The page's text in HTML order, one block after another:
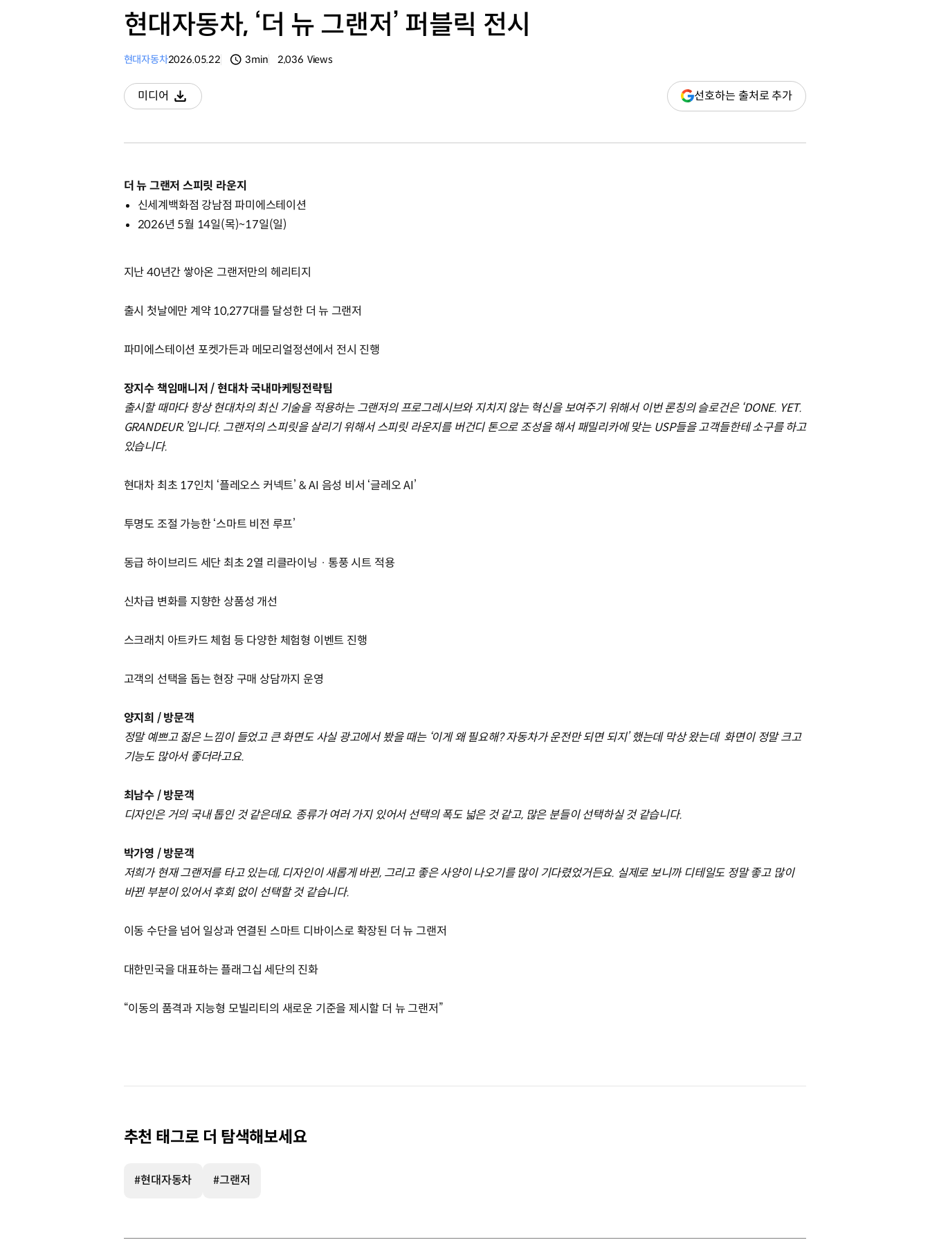
현대자동차, ‘더 뉴 그랜저’ 퍼블릭 전시
현대자동차2026.05.22 3min 2,036 Views
미디어
다운로드
선호하는 출처로 추가(새
창
더 뉴 그랜저 스피릿 라운지
신세계백화점 강남점 파미에스테이션
2026년 5월 14일(목)~17일(일)
지난 40년간 쌓아온 그랜저만의 헤리티지
출시 첫날에만 계약 10,277대를 달성한 더 뉴 그랜저
파미에스테이션 포켓가든과 메모리얼정션에서 전시 진행
장지수 책임매니저 / 현대차 국내마케팅전략팀
출시할 때마다 항상 현대차의 최신 기술을 적용하는 그랜저의 프로그레시브와 지치지 않는 혁신을 보여주기 위해서 이번 론칭의 슬로건은 ‘DONE. YET.
GRANDEUR.’입니다. 그랜저의 스피릿을 살리기 위해서 스피릿 라운지를 버건디 톤으로 조성을 해서 패밀리카에 맞는 USP들을 고객들한테 소구를 하고
있습니다.
현대차 최초 17인치 ‘플레오스 커넥트’ & AI 음성 비서 ‘글레오 AI’
투명도 조절 가능한 ‘스마트 비전 루프’
동급 하이브리드 세단 최초 2열 리클라이닝 · 통풍 시트 적용
신차급 변화를 지향한 상품성 개선
스크래치 아트카드 체험 등 다양한 체험형 이벤트 진행
고객의 선택을 돕는 현장 구매 상담까지 운영
양지희 / 방문객
정말 예쁘고 젊은 느낌이 들었고 큰 화면도 사실 광고에서 봤을 때는 ‘이게 왜 필요해? 자동차가 운전만 되면 되지’ 했는데 막상 왔는데 화면이 정말 크고
기능도 많아서 좋더라고요.
최남수 / 방문객
디자인은 거의 국내 톱인 것 같은데요. 종류가 여러 가지 있어서 선택의 폭도 넓은 것 같고, 많은 분들이 선택하실 것 같습니다.
박가영 / 방문객
저희가 현재 그랜저를 타고 있는데, 디자인이 새롭게 바뀐, 그리고 좋은 사양이 나오기를 많이 기다렸었거든요. 실제로 보니까 디테일도 정말 좋고 많이
바뀐 부분이 있어서 후회 없이 선택할 것 같습니다.
이동 수단을 넘어 일상과 연결된 스마트 디바이스로 확장된 더 뉴 그랜저
대한민국을 대표하는 플래그십 세단의 진화
“이동의 품격과 지능형 모빌리티의 새로운 기준을 제시할 더 뉴 그랜저”
추천 태그로 더 탐색해보세요
#현대자동차 #그랜저